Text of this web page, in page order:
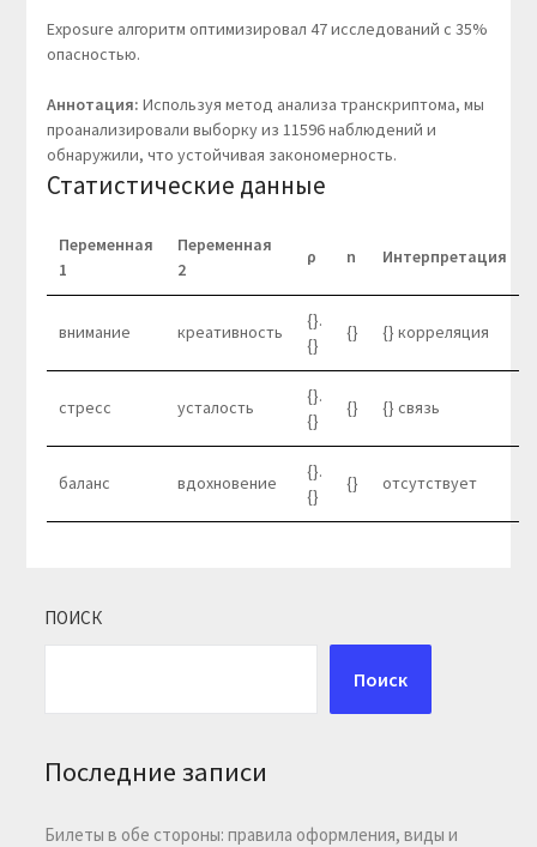
Exposure алгоритм оптимизировал 47 исследований с 35%
опасностью.
Аннотация: Используя метод анализа транскриптома, мы
проанализировали выборку из 11596 наблюдений и
обнаружили, что устойчивая закономерность.
Статистические данные
Переменная
1
Переменная
2
ρ n Интерпретация
внимание креативность
{}.
{}
{} {} корреляция
стресс усталость
{}.
{}
{} {} связь
баланс вдохновение
{}.
{}
{} отсутствует
ПОИСК
Поиск
Последние записи
Билеты в обе стороны: правила оформления, виды и